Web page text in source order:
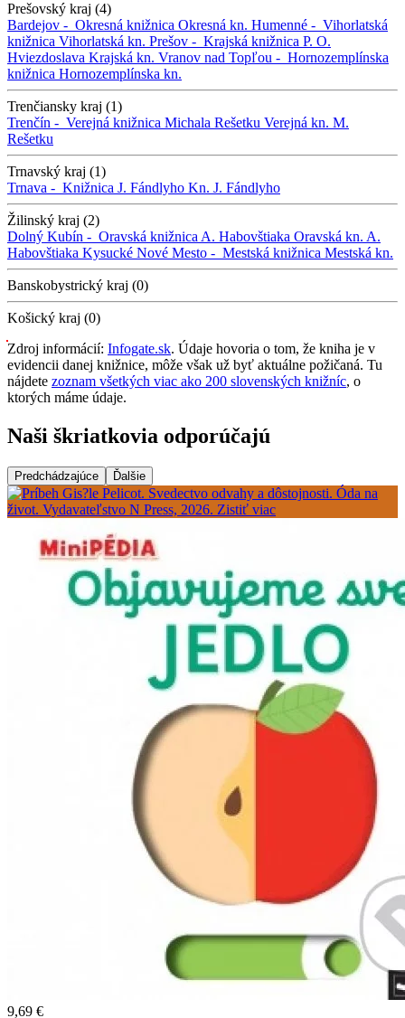
Prešovský kraj (4)
Bardejov - Okresná knižnica Okresná kn. Humenné - Vihorlatská
knižnica Vihorlatská kn. Prešov - Krajská knižnica P. O.
Hviezdoslava Krajská kn. Vranov nad Topľou - Hornozemplínska
knižnica Hornozemplínska kn.
Trenčiansky kraj (1)
Trenčín - Verejná knižnica Michala Rešetku Verejná kn. M.
Rešetku
Trnavský kraj (1)
Trnava - Knižnica J. Fándlyho Kn. J. Fándlyho
Žilinský kraj (2)
Dolný Kubín - Oravská knižnica A. Habovštiaka Oravská kn. A.
Habovštiaka Kysucké Nové Mesto - Mestská knižnica Mestská kn.
Banskobystrický kraj (0)
Košický kraj (0)
Zdroj informácií: Infogate.sk. Údaje hovoria o tom, že kniha je v
evidencii danej knižnice, môže však už byť aktuálne požičaná. Tu
nájdete zoznam všetkých viac ako 200 slovenských knižníc, o
ktorých máme údaje.
Naši škriatkovia odporúčajú
Predchádzajúce Ďalšie
9,69 €